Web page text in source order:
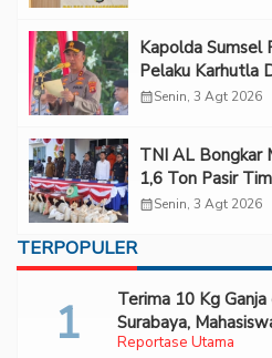
Kapolda Sumsel
Pelaku Karhutla
calendar_monthSenin, 3 Agt 2026
TNI AL Bongkar
1,6 Ton Pasir
Diselundupkan
calendar_monthSenin, 3 Agt 2026
TERPOPULER
Reportase Utama
Terima 10 Kg
Surabaya,
Bareskrim